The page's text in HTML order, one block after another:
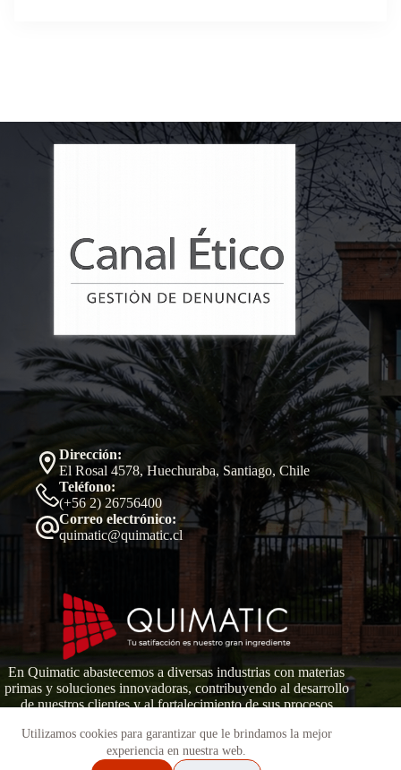
Utilizamos cookies para garantizar que le brindamos la mejor
experiencia en nuestra web.
Dirección:
El Rosal 4578, Huechuraba, Santiago, Chile
Teléfono:
(+56 2) 26756400
Correo electrónico:
quimatic@quimatic.cl
En Quimatic abastecemos a diversas industrias con materias
primas y soluciones innovadoras, contribuyendo al desarrollo
de nuestros clientes y al fortalecimiento de sus procesos